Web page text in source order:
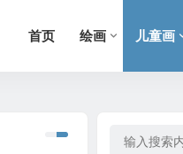
首页 绘画 儿童画